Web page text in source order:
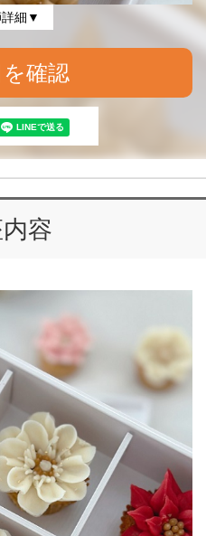
詳細▼
確認
容